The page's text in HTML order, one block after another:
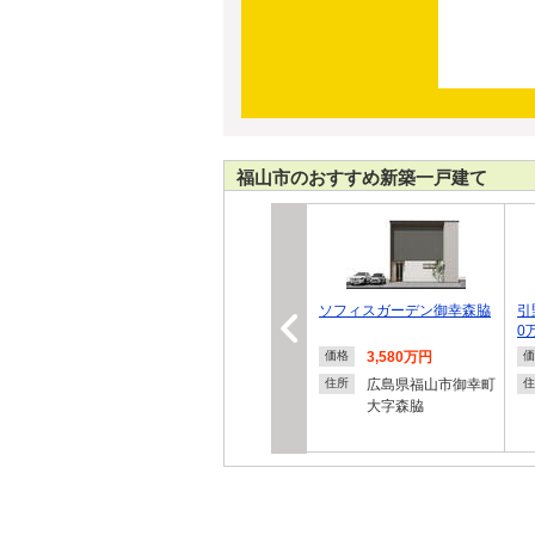
福山市のおすすめ新築一戸建て
ソフィスガーデン御幸森脇
価格 3,580万円
住所
広島県福山市御幸町
大字森脇
0